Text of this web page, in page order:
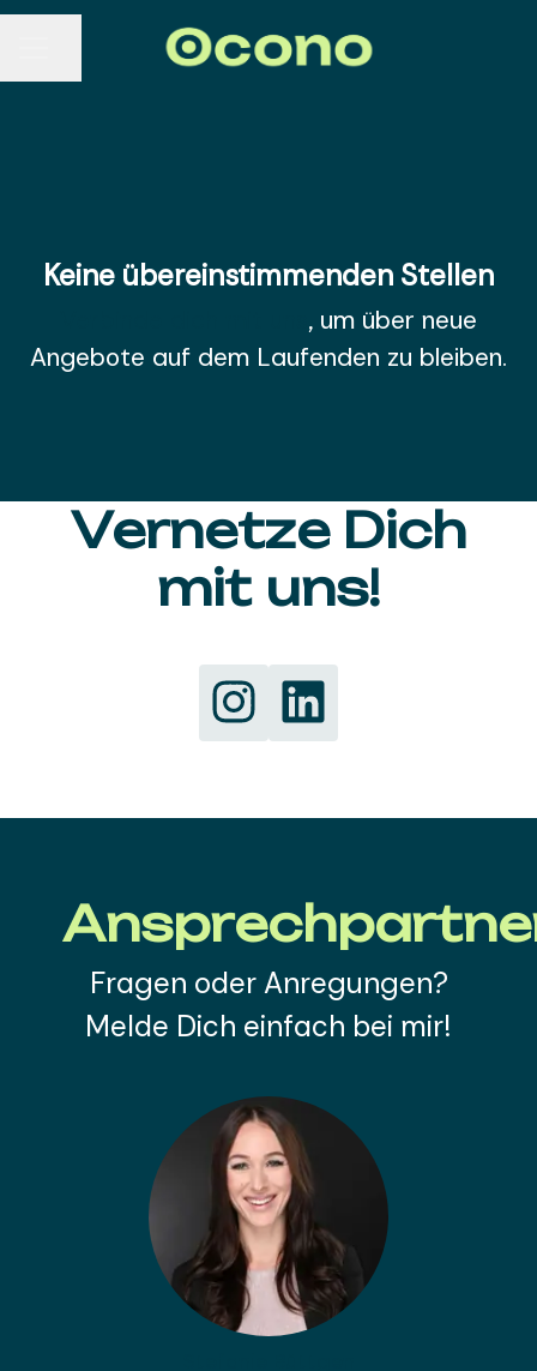
Keine übereinstimmenden Stellen
, um über neue
Angebote auf dem Laufenden zu bleiben.
Vernetze Dich
mit uns!
Fragen oder Anregungen?
Melde Dich einfach bei mir!